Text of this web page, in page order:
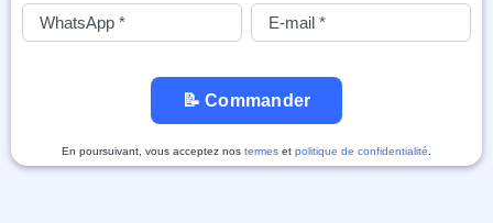
📝 Commander
En poursuivant, vous acceptez nos termes et politique de confidentialité